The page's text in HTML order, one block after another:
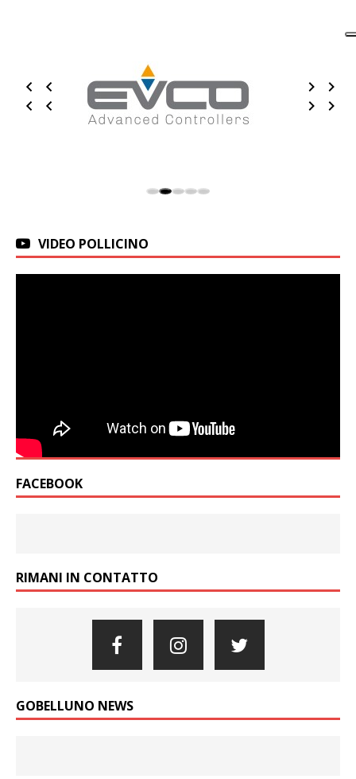
VIDEO POLLICINO
FACEBOOK
RIMANI IN CONTATTO
GOBELLUNO NEWS